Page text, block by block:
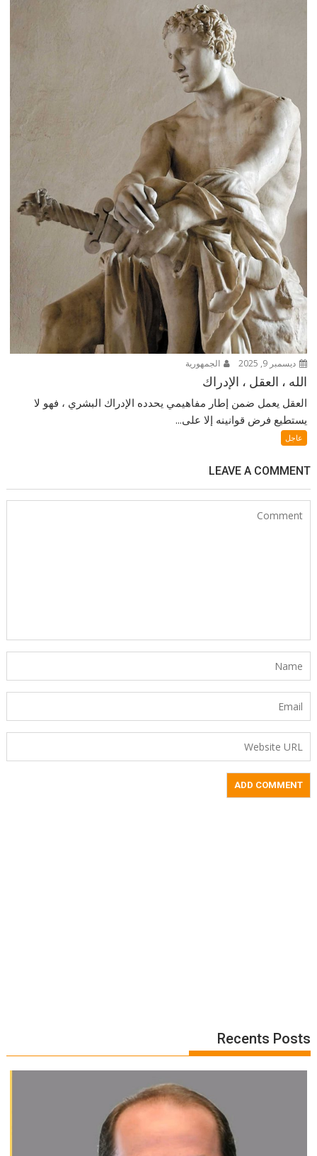
ديسمبر 9, 2025 الجمهورية
الله ، العقل ، الإدراك
العقل يعمل ضمن إطار مفاهيمي يحدده الإدراك البشري ، فهو لا
يستطيع فرض قوانينه إلا على...
عاجل
LEAVE A COMMENT
Recents Posts